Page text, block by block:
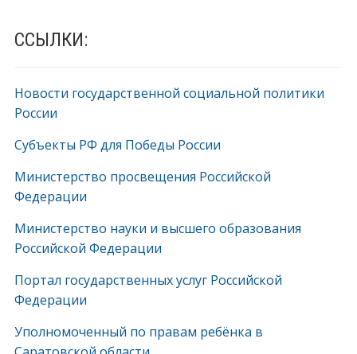
ССЫЛКИ:
Новости государственной социальной политики
России
Субъекты РФ для Победы России
Министерство просвещения Российской
Федерации
Министерство науки и высшего образования
Российской Федерации
Портал государственных услуг Российской
Федерации
Уполномоченный по правам ребёнка в